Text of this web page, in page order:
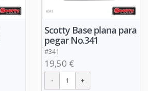
Scotty Base plana para
pegar No.341
#341
19,50 €